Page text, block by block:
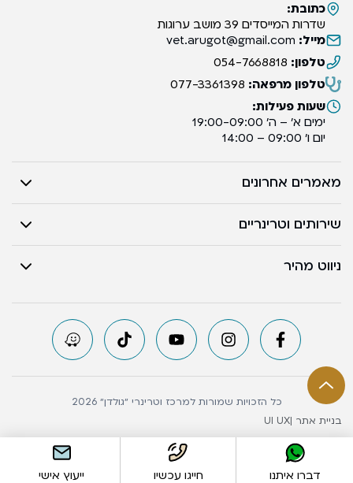
כתובת:
שדרות המייסדים 39 מושב ערוגות
מייל: vet.arugot@gmail.com
טלפון: 054-7668818
טלפון מרפאה: 077-3361398
שעות פעילות:
ימים א’ – ה’ 19:00-09:00
יום ו’ 09:00 – 14:00
מאמרים אחרונים
שירותים וטרינריים
ניווט מהיר
כל הזכויות שמורות למרכז וטרינרי ״גולדן״ 2026
בניית אתר |UI UX
דברו איתנו חייגו עכשיו ייעוץ אישי